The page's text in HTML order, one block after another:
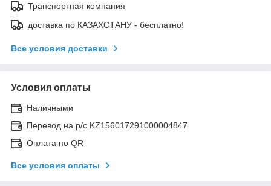
Транспортная компания
доставка по КАЗАХСТАНУ - бесплатно!
Все условия доставки
Условия оплаты
Наличными
Перевод на р/с KZ156017291000004847
Оплата по QR
Все условия оплаты